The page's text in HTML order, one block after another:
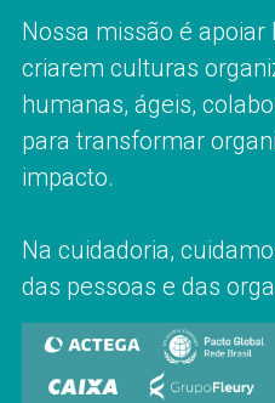
Nossa missão é apoiar
humanas, ágeis,
para transformar
impacto.
Na cuidadoria,
das pessoas e das